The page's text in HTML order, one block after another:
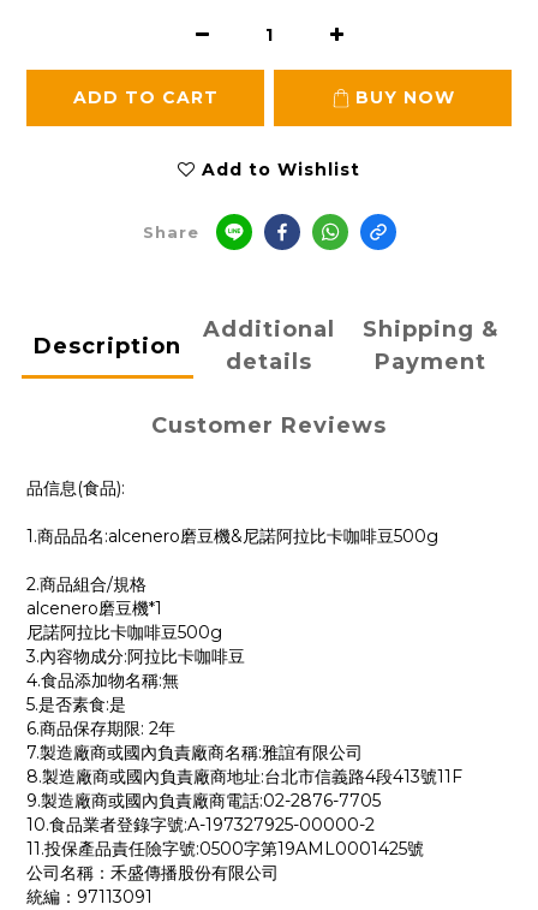
ADD TO CART BUY NOW
Add to Wishlist
Share
Description
Additional
details
Shipping &
Payment
Customer Reviews
品信息(食品):
1.商品品名:alcenero磨豆機&尼諾阿拉比卡咖啡豆500g
2.商品組合/規格
alcenero磨豆機*1
尼諾阿拉比卡咖啡豆500g
3.內容物成分:阿拉比卡咖啡豆
4.食品添加物名稱:無
5.是否素食:是
6.商品保存期限: 2年
7.製造廠商或國內負責廠商名稱:雅誼有限公司
8.製造廠商或國內負責廠商地址:台北市信義路4段413號11F
9.製造廠商或國內負責廠商電話:02-2876-7705
10.食品業者登錄字號:A-197327925-00000-2
11.投保產品責任險字號:0500字第19AML0001425號
公司名稱：禾盛傳播股份有限公司
統編：97113091